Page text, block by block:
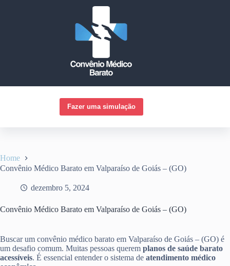
Fazer uma simulação
Home
Convênio Médico Barato em Valparaíso de Goiás – (GO)
dezembro 5, 2024
Convênio Médico Barato em Valparaíso de Goiás – (GO)
Buscar um convênio médico barato em Valparaíso de Goiás – (GO) é
um desafio comum. Muitas pessoas querem planos de saúde barato
acessíveis. É essencial entender o sistema de atendimento médico